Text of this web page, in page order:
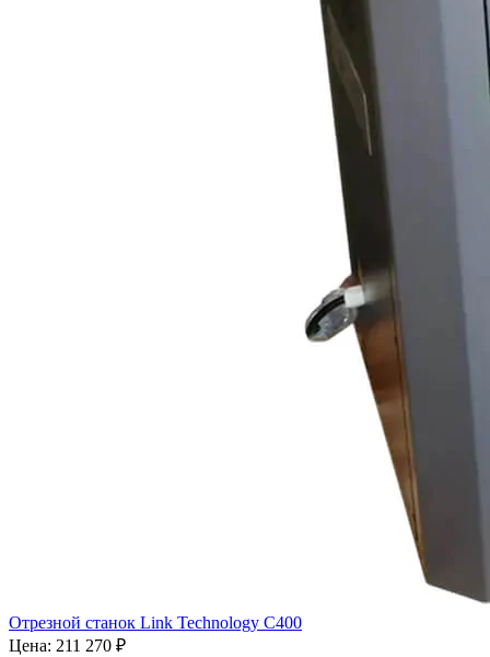
Отрезной станок Link Technology C400
Цена: 211 270 ₽